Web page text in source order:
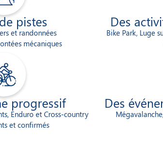
pistes
et randonnées
mécaniques
Des
Bike Park, Luge
progressif​
Enduro et Cross-country
et confirmés
Des